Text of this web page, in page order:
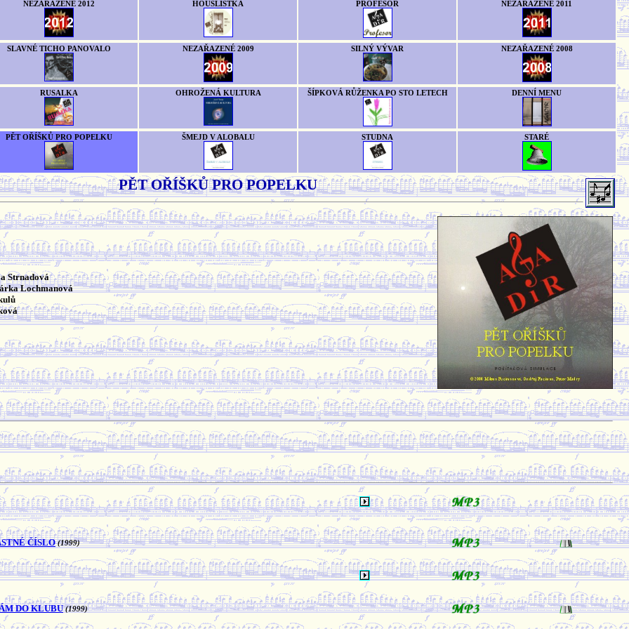
NEZAŘAZENÉ 2012 HOUSLISTKA PROFESOR NEZAŘAZENÉ 2011
SLAVNÉ TICHO PANOVALO NEZAŘAZENÉ 2009 SILNÝ VÝVAR NEZAŘAZENÉ 2008
RUSALKA OHROŽENÁ KULTURA ŠÍPKOVÁ RŮŽENKA PO STO LETECH DENNÍ MENU
PĚT OŘÍŠKŮ PRO POPELKU ŠMEJD V ALOBALU STUDNA STARÉ
PĚT OŘÍŠKŮ PRO POPELKU
Strnadová
Lochmanová
ČÍSLO (1999)
DO KLUBU (1999)